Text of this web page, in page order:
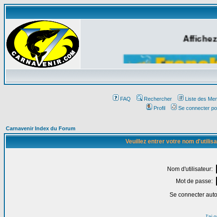
FAQ Rechercher
Liste des
Profil
Se connecter
Carnavenir Index du Forum
Veuillez entrer votre nom
Nom d'utilisateur:
Mot de passe:
Se connecter